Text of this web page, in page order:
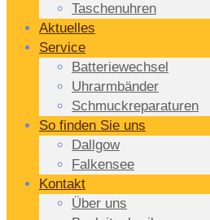
Taschenuhren
Aktuelles
Service
Batteriewechsel
Uhrarmbänder
Schmuckreparaturen
So finden Sie uns
Dallgow
Falkensee
Kontakt
Über uns